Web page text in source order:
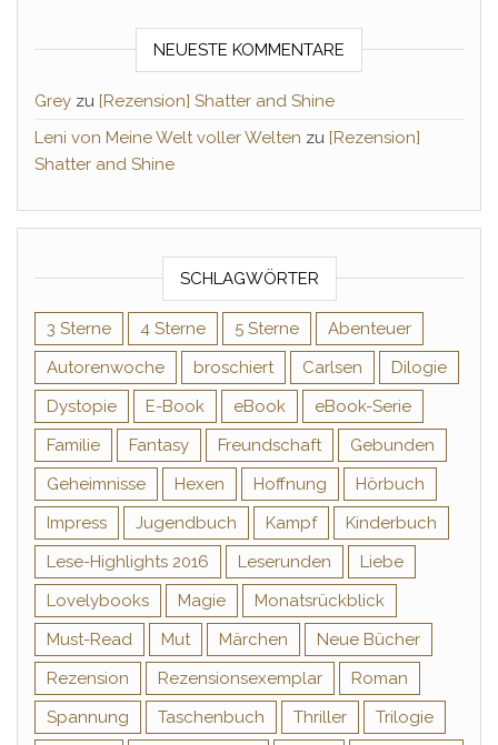
NEUESTE KOMMENTARE
Grey zu [Rezension] Shatter and Shine
Leni von Meine Welt voller Welten zu [Rezension]
Shatter and Shine
SCHLAGWÖRTER
3 Sterne 4 Sterne 5 Sterne
Abenteuer
Autorenwoche
broschiert Carlsen
Dilogie
Dystopie
E-Book eBook
eBook-Serie
Familie
Fantasy Freundschaft
Gebunden
Geheimnisse
Hexen Hoffnung
Hörbuch
Impress
Jugendbuch Kampf
Kinderbuch
Lese-Highlights 2016
Leserunden
Liebe
Lovelybooks
Magie
Monatsrückblick
Must-Read
Mut Märchen
Neue Bücher
Rezension
Rezensionsexemplar
Roman
Spannung
Taschenbuch Thriller
Trilogie